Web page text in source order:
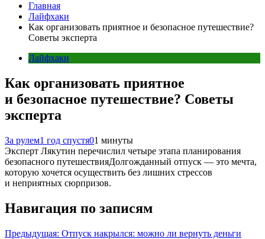
Главная
Лайфхаки
Как организовать приятное и безопасное путешествие?
Советы эксперта
Лайфхаки
Как организовать приятное
и безопасное путешествие? Советы
эксперта
За рулем1 год спустя01 минуты
Эксперт Лякутин перечислил четыре этапа планирования
безопасного путешествияДолгожданный отпуск — это мечта,
которую хочется осуществить без лишних стрессов
и неприятных сюрпризов.
Навигация по записям
Предыдущая: Отпуск накрылся: можно ли вернуть деньги